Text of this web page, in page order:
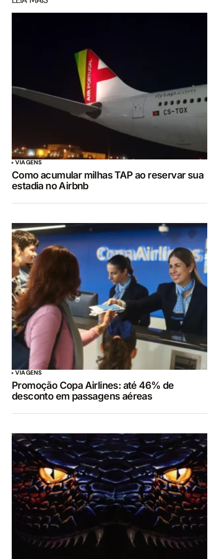
VIAGENS
Como acumular milhas TAP ao reservar sua
estadia no Airbnb
VIAGENS
Promoção Copa Airlines: até 46% de
desconto em passagens aéreas